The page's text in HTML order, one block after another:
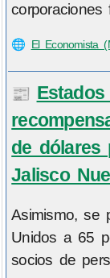
corporaciones
🌐 El Economista
📰
de dólares
Jalisco
Asimismo, se
Unidos a 65
socios de